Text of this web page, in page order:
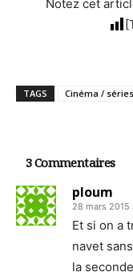
Notez cet
TAGS Cinéma / séries
3 Commentaires
ploum
28 mars
Et si on a
navet
la